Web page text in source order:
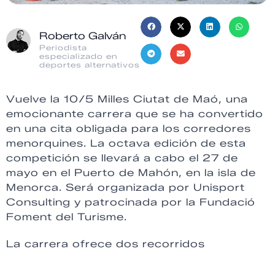
Roberto Galván
Periodista
especializado en
deportes alternativos
Vuelve la 10/5 Milles Ciutat de Maó, una
emocionante carrera que se ha convertido
en una cita obligada para los corredores
menorquines. La octava edición de esta
competición se llevará a cabo el 27 de
mayo en el Puerto de Mahón, en la isla de
Menorca. Será organizada por Unisport
Consulting y patrocinada por la Fundació
Foment del Turisme.
La carrera ofrece dos recorridos